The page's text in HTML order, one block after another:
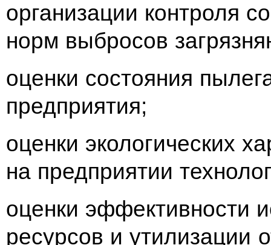
организации контроля
норм выбросов
оценки состояния
предприятия;
оценки экологических
на предприятии
оценки эффективности
ресурсов и утилизации